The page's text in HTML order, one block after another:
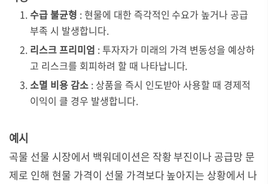
수급 불균형 : 현물에 대한 즉각적인 수요가 높거나 공급
부족 시 발생합니다.
리스크 프리미엄 : 투자자가 미래의 가격 변동성을 예상하
고 리스크를 회피하려 할 때 나타납니다.
소멸 비용 감소 : 상품을 즉시 인도받아 사용할 때 경제적
이익이 클 경우 발생합니다.
예시
곡물 선물 시장에서 백워데이션은 작황 부진이나 공급망 문
제로 인해 현물 가격이 선물 가격보다 높아지는 상황에서 나